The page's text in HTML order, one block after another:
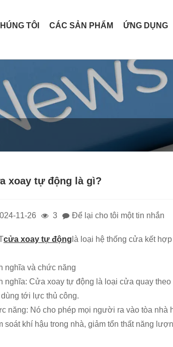
TÔI CÁC SẢN PHẨM ỨNG DỤNG
xoay tự động là gì?
11-26 3 Để lại cho tôi một tin nhắn
cửa xoay tự động là loại hệ thống cửa kết
nghĩa và chức năng
nghĩa: Cửa xoay tự động là loại cửa quay
tới lực thủ công.
năng: Nó cho phép mọi người ra vào tòa nhà
soát khí hậu trong nhà, giảm tổn thất năng